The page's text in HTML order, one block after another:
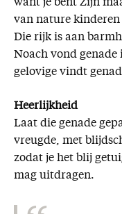
want je bent Zijn
van nature kinderen
Die rijk is aan
Noach vond genade
gelovige vindt
Heerlijkheid
Laat die genade
vreugde, met
zodat je het blij
mag uitdragen.